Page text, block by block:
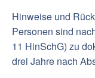
Hinweise und
Personen sind
11 HinSchG) zu
drei Jahre nach